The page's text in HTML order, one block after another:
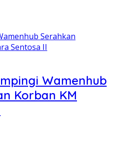
Wamenhub
Korban KM